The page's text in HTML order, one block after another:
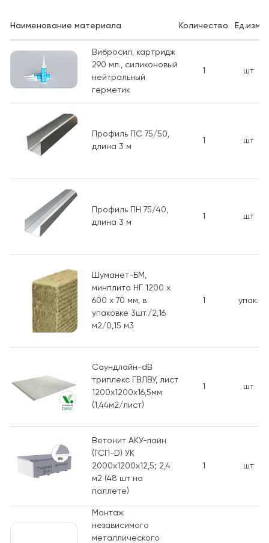
Наименование материала Количество Ед.изм.
Вибросил, картридж
290 мл., силиконовый
нейтральный
герметик
1 шт
Профиль ПC 75/50,
длина 3 м
1 шт
Профиль ПН 75/40,
длина 3 м
1 шт
Шуманет-БМ,
минплита НГ 1200 х
600 х 70 мм, в
упаковке 3шт./2,16
м2/0,15 м3
1 упак.
Саундлайн-dB
триплекс ГВЛВУ, лист
1200х1200х16,5мм
(1,44м2/лист)
1 шт
Ветонит АКУ-лайн
(ГСП-D) УК
2000х1200х12,5; 2,4
м2 (48 шт на
паллете)
1 шт
Монтаж
независимого
металлического